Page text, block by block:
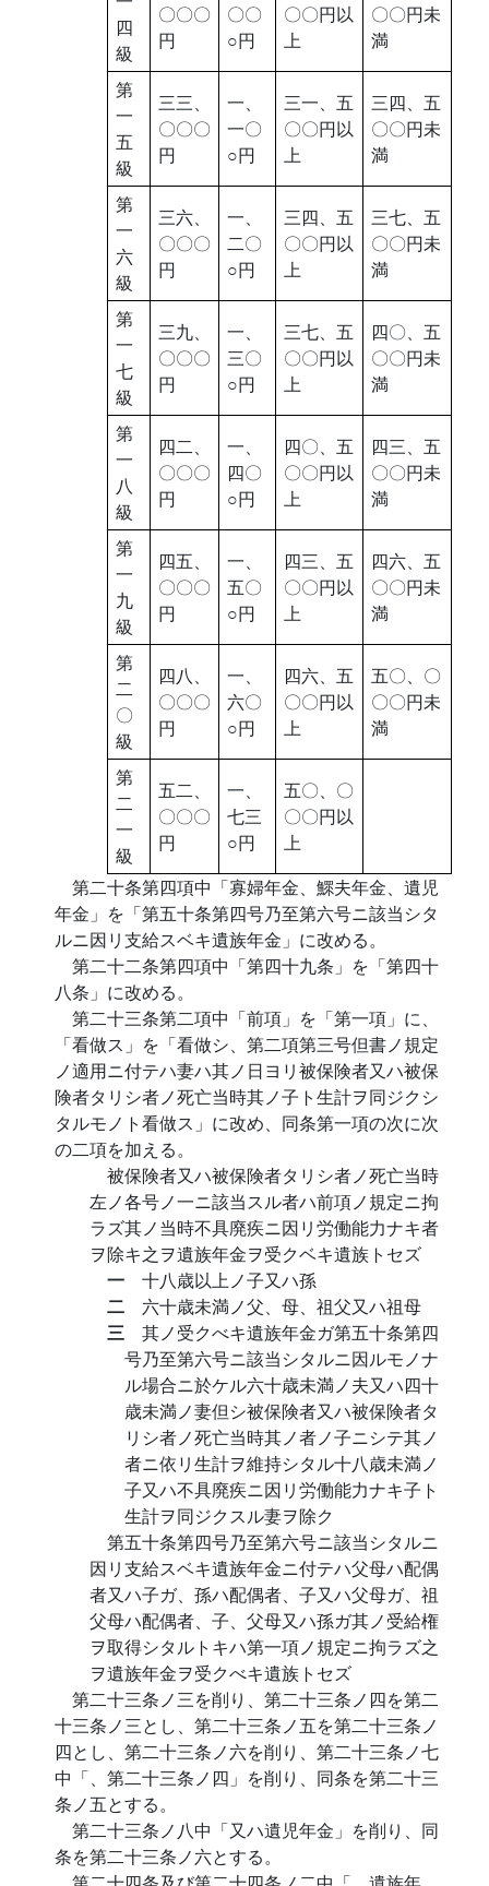
四
級
〇〇〇
円
〇〇
○円
〇〇円以
上
〇〇円未
満
第
一
五
級
三三、
〇〇〇
円
一、
一〇
○円
三一、五
〇〇円以
上
三四、五
〇〇円未
満
第
一
六
級
三六、
〇〇〇
円
一、
二〇
○円
三四、五
〇〇円以
上
三七、五
〇〇円未
満
第
一
七
級
三九、
〇〇〇
円
一、
三〇
○円
三七、五
〇〇円以
上
四〇、五
〇〇円未
満
第
一
八
級
四二、
〇〇〇
円
一、
四〇
○円
四〇、五
〇〇円以
上
四三、五
〇〇円未
満
第
一
九
級
四五、
〇〇〇
円
一、
五〇
○円
四三、五
〇〇円以
上
四六、五
〇〇円未
満
第
二
〇
級
四八、
〇〇〇
円
一、
六〇
○円
四六、五
〇〇円以
上
五〇、〇
〇〇円未
満
第
二
一
級
五二、
〇〇〇
円
一、
七三
○円
五〇、〇
〇〇円以
上
第二十条第四項中「寡婦年金、鰥夫年金、遺児
年金」を「第五十条第四号乃至第六号ニ該当シタ
ルニ因リ支給スベキ遺族年金」に改める。
第二十二条第四項中「第四十九条」を「第四十
八条」に改める。
第二十三条第二項中「前項」を「第一項」に、
「看做ス」を「看做シ、第二項第三号但書ノ規定
ノ適用ニ付テハ妻ハ其ノ日ヨリ被保険者又ハ被保
険者タリシ者ノ死亡当時其ノ子ト生計ヲ同ジクシ
タルモノト看做ス」に改め、同条第一項の次に次
の二項を加える。
被保険者又ハ被保険者タリシ者ノ死亡当時
左ノ各号ノ一ニ該当スル者ハ前項ノ規定ニ拘
ラズ其ノ当時不具廃疾ニ因リ労働能力ナキ者
ヲ除キ之ヲ遺族年金ヲ受クベキ遺族トセズ
一 十八歳以上ノ子又ハ孫
二 六十歳未満ノ父、母、祖父又ハ祖母
三 其ノ受クべキ遺族年金ガ第五十条第四
号乃至第六号ニ該当シタルニ因ルモノナ
ル場合ニ於ケル六十歳未満ノ夫又ハ四十
歳未満ノ妻但シ被保険者又ハ被保険者タ
リシ者ノ死亡当時其ノ者ノ子ニシテ其ノ
者ニ依リ生計ヲ維持シタル十八歳未満ノ
子又ハ不具廃疾ニ因リ労働能力ナキ子ト
生計ヲ同ジクスル妻ヲ除ク
第五十条第四号乃至第六号ニ該当シタルニ
因リ支給スベキ遺族年金ニ付テハ父母ハ配偶
者又ハ子ガ、孫ハ配偶者、子又ハ父母ガ、祖
父母ハ配偶者、子、父母又ハ孫ガ其ノ受給権
ヲ取得シタルトキハ第一項ノ規定ニ拘ラズ之
ヲ遺族年金ヲ受クべキ遺族トセズ
第二十三条ノ三を削り、第二十三条ノ四を第二
十三条ノ三とし、第二十三条ノ五を第二十三条ノ
四とし、第二十三条ノ六を削り、第二十三条ノ七
中「、第二十三条ノ四」を削り、同条を第二十三
条ノ五とする。
第二十三条ノ八中「又ハ遺児年金」を削り、同
条を第二十三条ノ六とする。